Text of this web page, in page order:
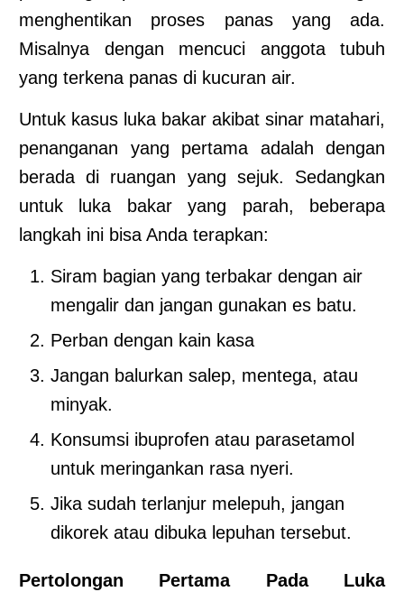
menghentikan proses panas yang ada.
Misalnya dengan mencuci anggota tubuh
yang terkena panas di kucuran air.
Untuk kasus luka bakar akibat sinar matahari,
penanganan yang pertama adalah dengan
berada di ruangan yang sejuk. Sedangkan
untuk luka bakar yang parah, beberapa
langkah ini bisa Anda terapkan:
Siram bagian yang terbakar dengan air
mengalir dan jangan gunakan es batu.
Perban dengan kain kasa
Jangan balurkan salep, mentega, atau
minyak.
Konsumsi ibuprofen atau parasetamol
untuk meringankan rasa nyeri.
Jika sudah terlanjur melepuh, jangan
dikorek atau dibuka lepuhan tersebut.
Pertolongan Pertama Pada Luka